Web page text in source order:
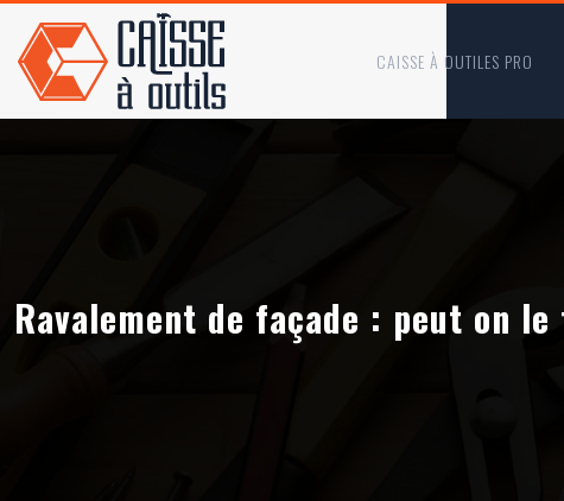
CAISSE À OUTILES PRO
Ravalement de façade : peut on